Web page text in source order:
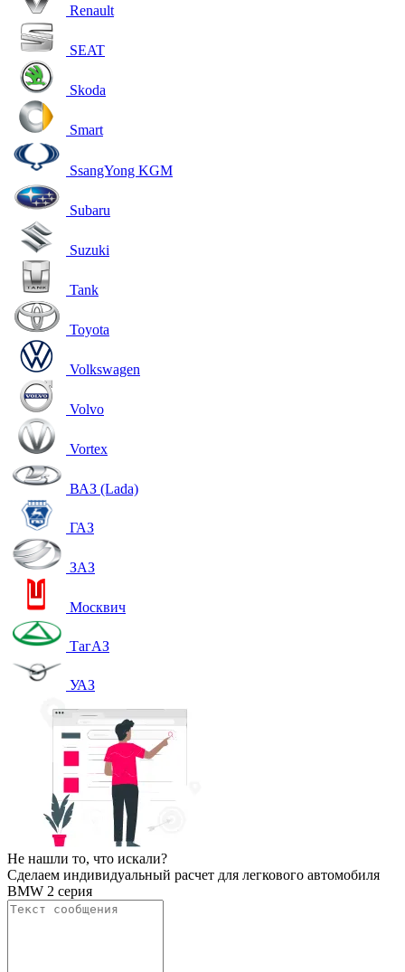
Renault
SEAT
Skoda
Smart
SsangYong KGM
Subaru
Suzuki
Tank
Toyota
Volkswagen
Volvo
Vortex
ВАЗ (Lada)
ГАЗ
ЗАЗ
Москвич
ТагАЗ
УАЗ
Не нашли то, что искали?
Сделаем индивидуальный расчет для легкового автомобиля
BMW 2 серия